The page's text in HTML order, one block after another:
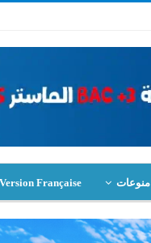
منوعات Version Française